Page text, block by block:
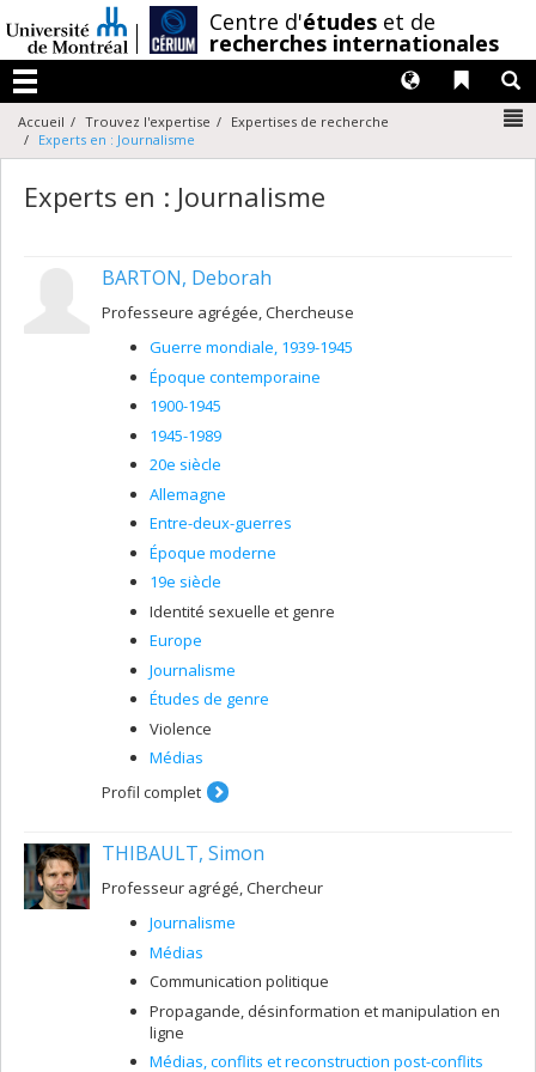
au
contenu
Centre d'études et de
recherches internationales
Menu
Liens
Langues
Accueil Trouvez l'expertise
Expertises de recherche
Experts en : Journalisme
Experts en : Journalisme
BARTON, Deborah
Professeure agrégée, Chercheuse
Guerre mondiale, 1939-1945
Époque contemporaine
1900-1945
1945-1989
20e siècle
Allemagne
Entre-deux-guerres
Époque moderne
19e siècle
Identité sexuelle et genre
Europe
Journalisme
Études de genre
Violence
Médias
Profil complet
THIBAULT, Simon
Professeur agrégé, Chercheur
Journalisme
Médias
Communication politique
Propagande, désinformation et manipulation en
ligne
Médias, conflits et reconstruction post-conflits